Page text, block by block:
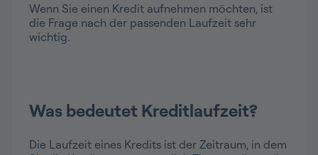
Wenn Sie einen Kredit aufnehmen möchten, ist
die Frage nach der passenden Laufzeit sehr
wichtig.
Was bedeutet Kreditlaufzeit?
Die Laufzeit eines Kredits ist der Zeitraum, in dem